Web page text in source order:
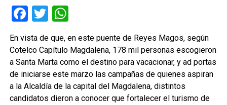
Facebook
TwitterWhatsApp
En vista de que, en este puente de Reyes Magos, según
Cotelco Capítulo Magdalena, 178 mil personas escogieron
a Santa Marta como el destino para vacacionar, y ad portas
de iniciarse este marzo las campañas de quienes aspiran
a la Alcaldía de la capital del Magdalena, distintos
candidatos dieron a conocer que fortalecer el turismo de